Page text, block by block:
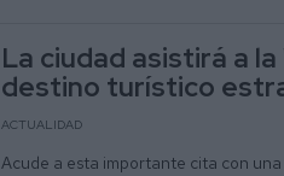
La ciudad asistirá a
destino turístico
ACTUALIDAD
Acude a esta importante cita con